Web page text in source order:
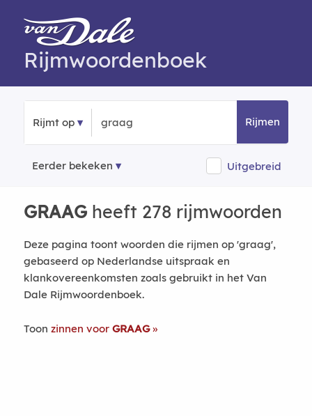
Rijmwoordenboek
Rijmt op Rijmen
Eerder bekeken Uitgebreid
GRAAGheeft 278 rijmwoorden
Deze pagina toont woorden die rijmen op 'graag',
gebaseerd op Nederlandse uitspraak en
klankovereenkomsten zoals gebruikt in het Van
Dale Rijmwoordenboek.
Toon zinnen voor GRAAG